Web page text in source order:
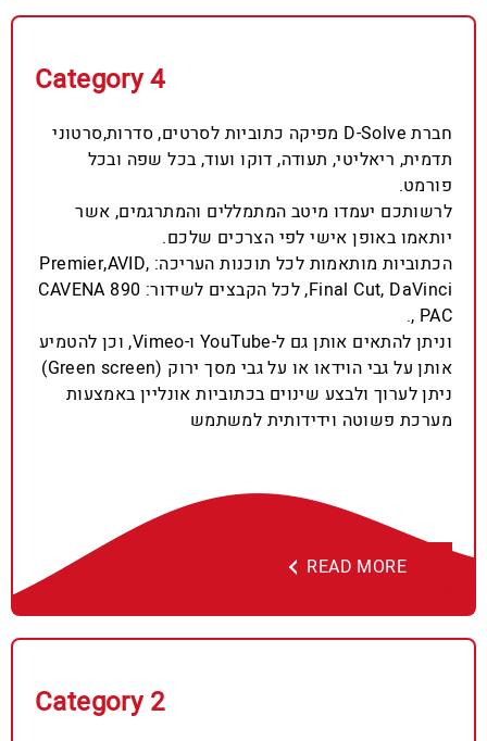
Category 4
חברת D-Solve מפיקה כתוביות לסרטים, סדרות,סרטוני
תדמית, ריאליטי, תעודה, דוקו ועוד, בכל שפה ובכל
פורמט.
לרשותכם יעמדו מיטב המתמללים והמתרגמים, אשר
יותאמו באופן אישי לפי הצרכים שלכם.
הכתוביות מותאמות לכל תוכנות העריכה: Premier,AVID,
Final Cut, DaVinci, לכל הקבצים לשידור: 890 CAVENA
, PAC.
וניתן להתאים אותן גם ל-YouTube ו-Vimeo, וכן להטמיע
אותן על גבי הוידאו או על גבי מסך ירוק (Green screen)
ניתן לערוך ולבצע שינוים בכתוביות אונליין באמצעות
מערכת פשוטה וידידותית למשתמש
READ MORE
Category 2